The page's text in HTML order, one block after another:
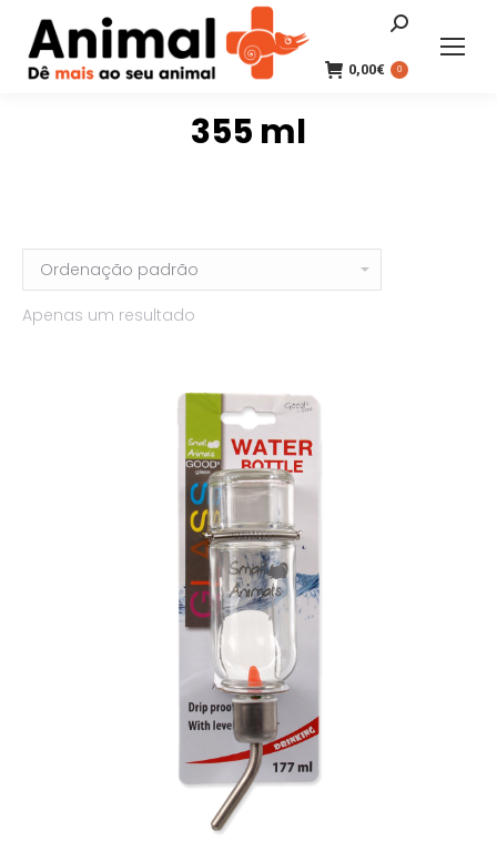
Search:
0,00€ 0
355 ml
Apenas um resultado